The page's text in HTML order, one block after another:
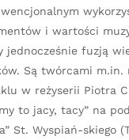
i wartości
jednocześnie fuzją
Są twórcami m.in.
w reżyserii Piotra
to jacy, tacy” na
St. Wyspiań-skiego